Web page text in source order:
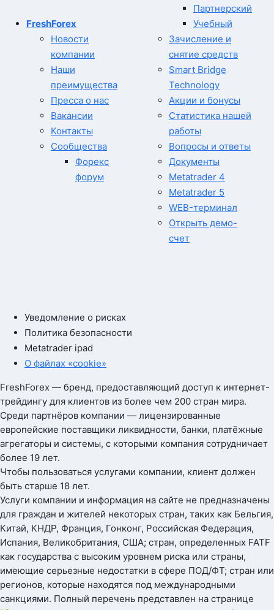
FreshForex
Новости
компании
Наши
преимущества
Пресса о нас
Вакансии
Контакты
Сообщества
Форекс
форум
Партнерский
Учебный
Зачисление и
снятие средств
Smart Bridge
Technology
Акции и бонусы
Статистика нашей
работы
Вопросы и ответы
Документы
Metatrader 4
Metatrader 5
WEB-терминал
Открыть демо-
счет
Уведомление о рисках
Политика безопасности
Metatrader ipad
О файлах «cookie»
FreshForex — бренд, предоставляющий доступ к интернет-
трейдингу для клиентов из более чем 200 стран мира.
Среди партнёров компании — лицензированные
европейские поставщики ликвидности, банки, платёжные
агрегаторы и системы, с которыми компания сотрудничает
более 19 лет.
Чтобы пользоваться услугами компании, клиент должен
быть старше 18 лет.
Услуги компании и информация на сайте не предназначены
для граждан и жителей некоторых стран, таких как Бельгия,
Китай, КНДР, Франция, Гонконг, Российская Федерация,
Испания, Великобритания, США; стран, определенных FATF
как государства с высоким уровнем риска или страны,
имеющие серьезные недостатки в сфере ПОД/ФТ; стран или
регионов, которые находятся под международными
санкциями. Полный перечень представлен на странице